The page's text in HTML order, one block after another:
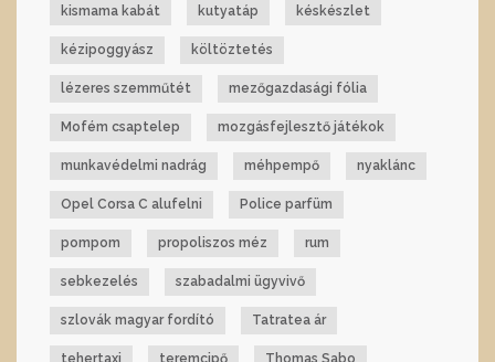
kismama kabát kutyatáp késkészlet
kézipoggyász költöztetés
lézeres szemműtét mezőgazdasági fólia
Mofém csaptelep mozgásfejlesztő játékok
munkavédelmi nadrág méhpempő nyaklánc
Opel Corsa C alufelni Police parfüm
pompom propoliszos méz rum
sebkezelés szabadalmi ügyvivő
szlovák magyar fordító Tatratea ár